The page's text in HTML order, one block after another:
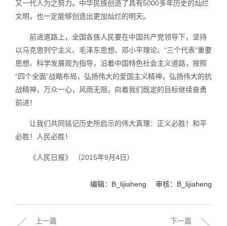
又一代人为之努力。中华民族创造了具有5000多年历史的灿烂
文明，也一定能够创造出更加灿烂的明天。
前进道路上，全国各族人民要在中国共产党领导下，坚持
以马克思列宁主义、毛泽东思想、邓小平理论、“三个代表”重要
思想、科学发展观为指导，沿着中国特色社会主义道路，按照
“四个全面”战略布局，弘扬伟大的爱国主义精神，弘扬伟大的抗
战精神，万众一心，风雨无阻，向着我们既定的目标继续奋勇
前进！
让我们共同铭记历史所启示的伟大真理：正义必胜！和平
必胜！人民必胜！
《人民日报》 （2015年9月4日）
编辑：B_lijiaheng 审核：B_lijiaheng
上一篇
下一篇